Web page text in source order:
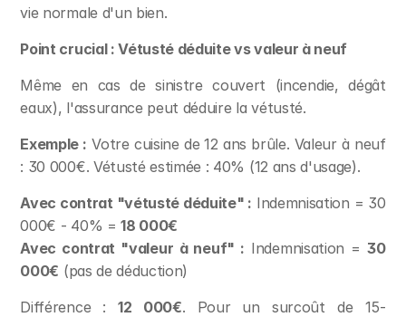
vie normale d'un bien.
Point crucial : Vétusté déduite vs valeur à neuf
Même en cas de sinistre couvert (incendie, dégât
eaux), l'assurance peut déduire la vétusté.
Exemple : Votre cuisine de 12 ans brûle. Valeur à neuf
: 30 000€. Vétusté estimée : 40% (12 ans d'usage).
Avec contrat "vétusté déduite" : Indemnisation = 30
000€ - 40% = 18 000€
Avec contrat "valeur à neuf" : Indemnisation = 30
000€ (pas de déduction)
Différence : 12 000€. Pour un surcoût de 15-